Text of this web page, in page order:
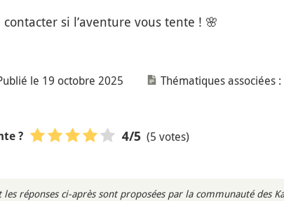
contacter si l’aventure vous tente ! 🌸
le 19 octobre 2025 Thématiques associées :
? 4/5 (5 votes)
les réponses ci-après sont proposées par la communauté des